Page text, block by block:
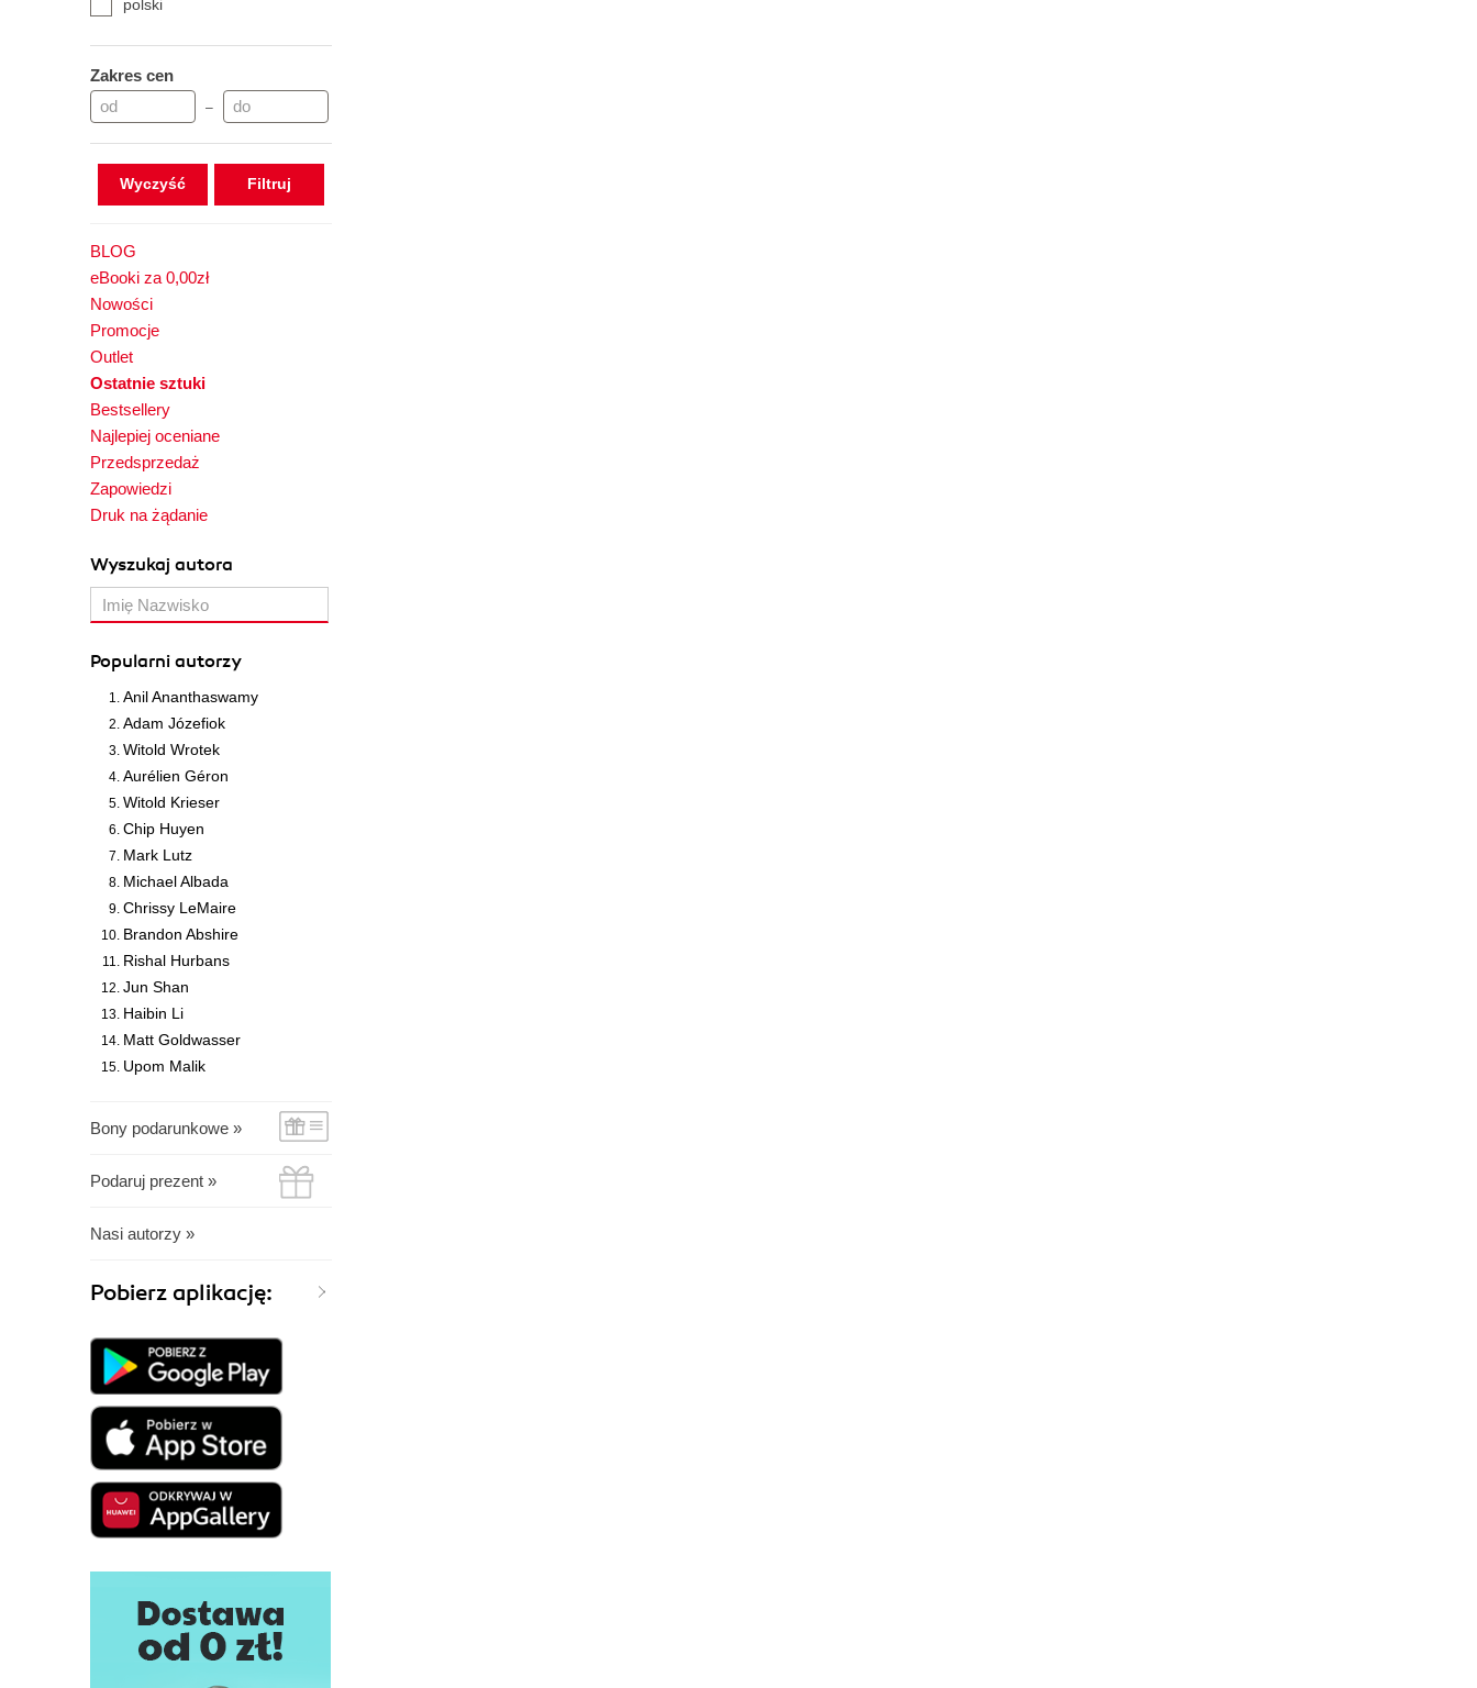
polski
Zakres cen
–
Wyczyść
BLOG
eBooki za 0,00zł
Nowości
Promocje
Outlet
Ostatnie sztuki
Bestsellery
Najlepiej oceniane
Przedsprzedaż
Zapowiedzi
Druk na żądanie
Wyszukaj autora
Popularni autorzy
Anil Ananthaswamy
Adam Józefiok
Witold Wrotek
Aurélien Géron
Witold Krieser
Chip Huyen
Mark Lutz
Michael Albada
Chrissy LeMaire
Brandon Abshire
Rishal Hurbans
Jun Shan
Haibin Li
Matt Goldwasser
Upom Malik
Bony podarunkowe »
Podaruj prezent »
Nasi autorzy »
Pobierz aplikację: